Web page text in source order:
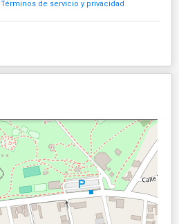
Términos de servicio y privacidad